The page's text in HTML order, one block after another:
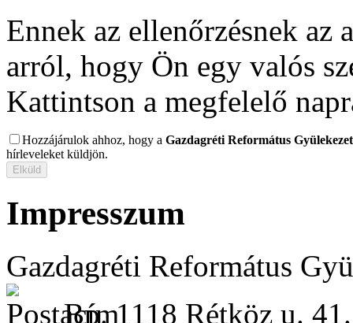
Ennek az ellenőrzésnek
arról, hogy Ön egy valós
Kattintson a megfelelő
Hozzájárulok ahhoz, hogy a Gazdagréti Református Gyülekezet
hírleveleket küldjön.
Impresszum
Gazdagréti Református
Bp. 1118 Rétköz u. 41.